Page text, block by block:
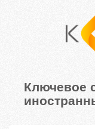
Ключевое